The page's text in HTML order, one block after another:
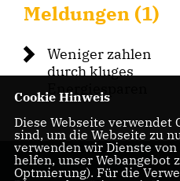
Meldungen (1)
Weniger zahlen
durch kluges
Energiesparen
Cookie Hinweis
Diese Webseite verwendet
sind, um die Webseite zu
verwenden wir Dienste
helfen, unser Webangebot
Optmierung). Für die